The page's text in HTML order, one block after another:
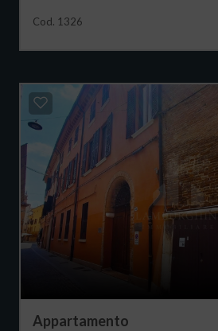
Cod. 1326
Appartamento